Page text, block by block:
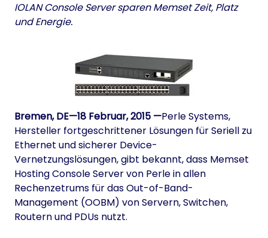
IOLAN Console Server sparen Memset Zeit, Platz
und Energie.
Bremen, DE—18 Februar, 2015 —Perle Systems,
Hersteller fortgeschrittener Lösungen für Seriell zu
Ethernet und sicherer Device-
Vernetzungslösungen, gibt bekannt, dass Memset
Hosting Console Server von Perle in allen
Rechenzetrums für das Out-of-Band-
Management (OOBM) von Servern, Switchen,
Routern und PDUs nutzt.